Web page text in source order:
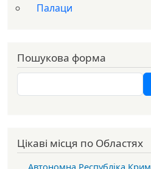
Палаци
Пошукова форма
Пошук
Цікаві місця по Областях
Автономна Республіка Крим